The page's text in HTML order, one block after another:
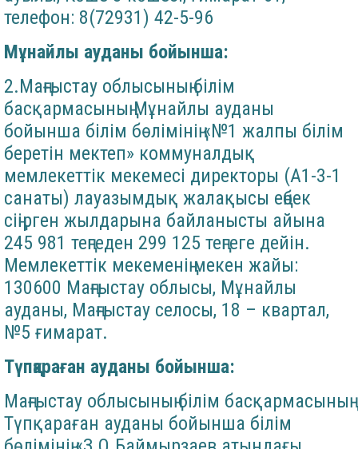
телефон: 8(72931) 42-5-96
Мұнайлы ауданы бойынша:
2.Маңғыстау облысының білім
басқармасының Мұнайлы ауданы
бойынша білім бөлімінің «№1 жалпы білім
беретін мектеп» коммуналдық
мемлекеттік мекемесі директоры (А1-3-1
санаты) лауазымдық жалақысы еңбек
сіңірген жылдарына байланысты айына
245 981 теңгеден 299 125 теңгеге дейін.
Мемлекеттік мекеменің мекен жайы:
130600 Маңғыстау облысы, Мұнайлы
ауданы, Маңғыстау селосы, 18 – квартал,
№5 ғимарат.
Түпқараған ауданы бойынша:
Маңғыстау облысының білім басқармасының
Түпқараған ауданы бойынша білім